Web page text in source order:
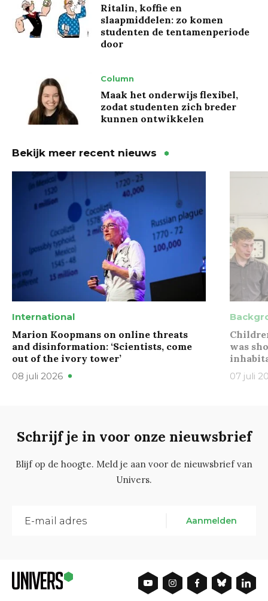
Ritalin, koffie en
slaapmiddelen: zo komen
studenten de tentamenperiode
door
Column
Maak het onderwijs flexibel,
zodat studenten zich breder
kunnen ontwikkelen
Bekijk meer recent nieuws
International
Marion Koopmans on online threats
and disinformation: ‘Scientists, come
out of the ivory tower’
08 juli 2026
was
07 juli
Schrijf je in voor onze nieuwsbrief
Blijf op de hoogte. Meld je aan voor de nieuwsbrief van
Univers.
Aanmelden